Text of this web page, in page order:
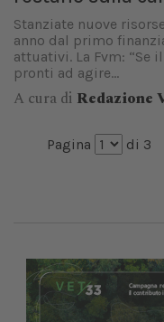
Stanziate nuove
anno dal primo
attuativi. La Fvm: “Se
pronti ad agire...
A cura di Redazione
Pagina di 3